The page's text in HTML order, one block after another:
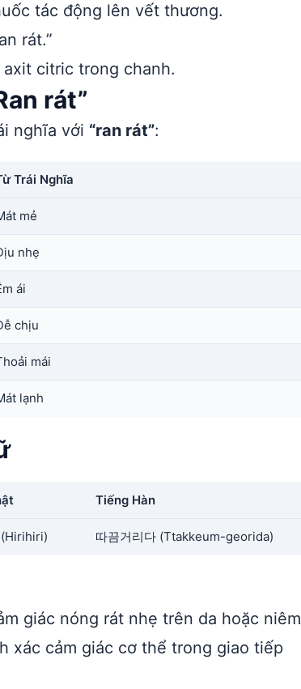
tác động lên vết thương.
rát.”
citric trong chanh.
rát”
nghĩa với “ran rát”:
Trái Nghĩa
mẻ
nhẹ
ái
chịu
mái
lạnh
Tiếng Hàn
따끔거리다 (Ttakkeum-georida)
giác nóng rát nhẹ trên da hoặc niêm
xác cảm giác cơ thể trong giao tiếp